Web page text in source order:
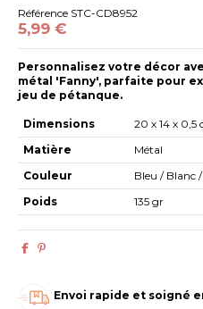
Référence STC-CD8952
5,99 €
Personnalisez votre décor
métal 'Fanny', parfaite pour
jeu de pétanque.
Dimensions
20 x 14 x 0,5
Matière
Métal
Couleur
Bleu / Blanc
Poids
135 gr
Envoi rapide et soigné